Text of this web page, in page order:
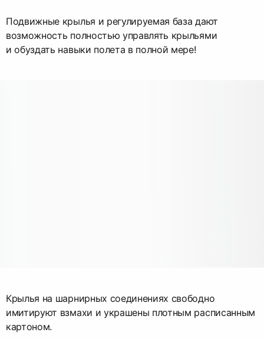
Подвижные крылья и регулируемая база дают
возможность полностью управлять крыльями
и обуздать навыки полета в полной мере!
Крылья на шарнирных соединениях свободно
имитируют взмахи и украшены плотным расписанным
картоном.